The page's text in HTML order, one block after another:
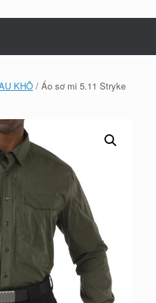
KHÔ / Áo sơ mi 5.11 Stryke